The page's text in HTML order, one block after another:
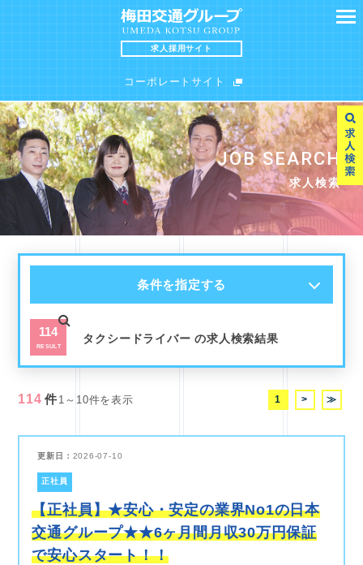
求人採用サイト
コーポレートサイト
SEARCH
求人検索
MESSAGE
求職者の皆様へ
INTERVIEW
スタッフインタビュー
FAQ
JOB SEARCH
求人検索
条件を指定する
114
RESULT
タクシードライバー の求人検索結果
114 件 1～10件を表示 1 > ≫
更新日： 2026-07-10
正社員
【正社員】★安心・安定の業界No1の日本
交通グループ★★6ヶ月間月収30万円保証
で安心スタート！！